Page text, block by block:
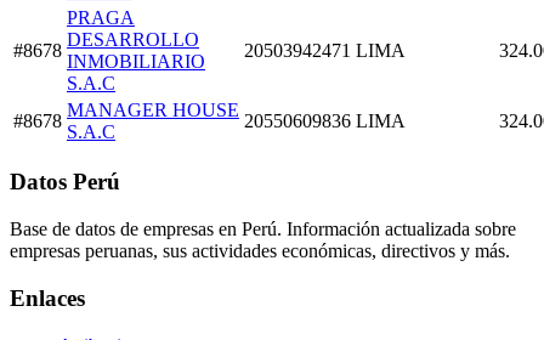
#8678
PRAGA
DESARROLLO
INMOBILIARIO
S.A.C
20503942471 LIMA
#8678
MANAGER HOUSE
S.A.C
20550609836 LIMA
Datos Perú
Base de datos de empresas en Perú. Información actualizada sobre
empresas peruanas, sus actividades económicas, directivos y más.
Enlaces